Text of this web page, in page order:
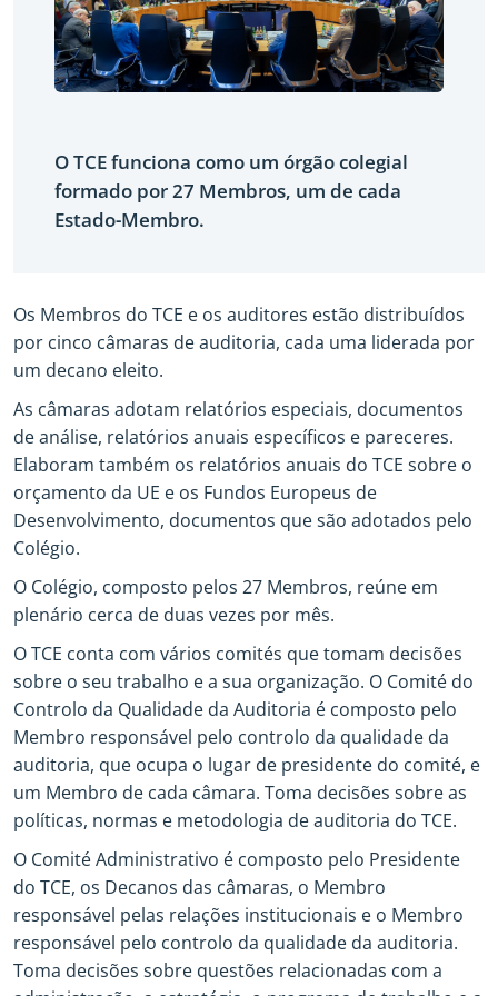
O TCE funciona como um órgão colegial
formado por 27 Membros, um de cada
Estado-Membro.
Os Membros do TCE e os auditores estão distribuídos
por cinco câmaras de auditoria, cada uma liderada por
um decano eleito.
As câmaras adotam relatórios especiais, documentos
de análise, relatórios anuais específicos e pareceres.
Elaboram também os relatórios anuais do TCE sobre o
orçamento da UE e os Fundos Europeus de
Desenvolvimento, documentos que são adotados pelo
Colégio.
O Colégio, composto pelos 27 Membros, reúne em
plenário cerca de duas vezes por mês.
O TCE conta com vários comités que tomam decisões
sobre o seu trabalho e a sua organização. O Comité do
Controlo da Qualidade da Auditoria é composto pelo
Membro responsável pelo controlo da qualidade da
auditoria, que ocupa o lugar de presidente do comité, e
um Membro de cada câmara. Toma decisões sobre as
políticas, normas e metodologia de auditoria do TCE.
O Comité Administrativo é composto pelo Presidente
do TCE, os Decanos das câmaras, o Membro
responsável pelas relações institucionais e o Membro
responsável pelo controlo da qualidade da auditoria.
Toma decisões sobre questões relacionadas com a